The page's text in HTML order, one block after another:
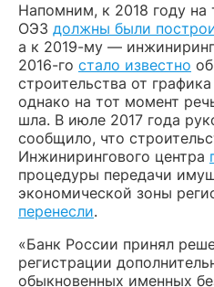
Напомним, к 2018 году
ОЭЗ должны были
а к 2019-му —
2016-го стало известно
строительства от
однако на тот момент
шла. В июле 2017 года
сообщило, что
Инжинирингового центра
процедуры передачи
экономической зоны
перенесли.
«Банк России принял
регистрации
обыкновенных именных